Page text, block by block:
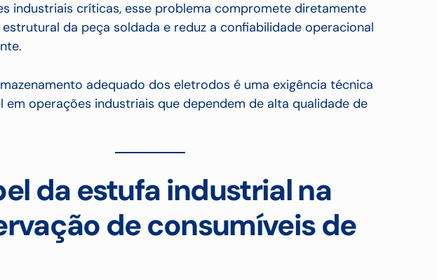
industriais críticas, esse problema compromete diretamente
da peça soldada e reduz a confiabilidade operacional
adequado dos eletrodos é uma exigência técnica
em operações industriais que dependem de alta qualidade de
da estufa industrial na
de consumíveis de